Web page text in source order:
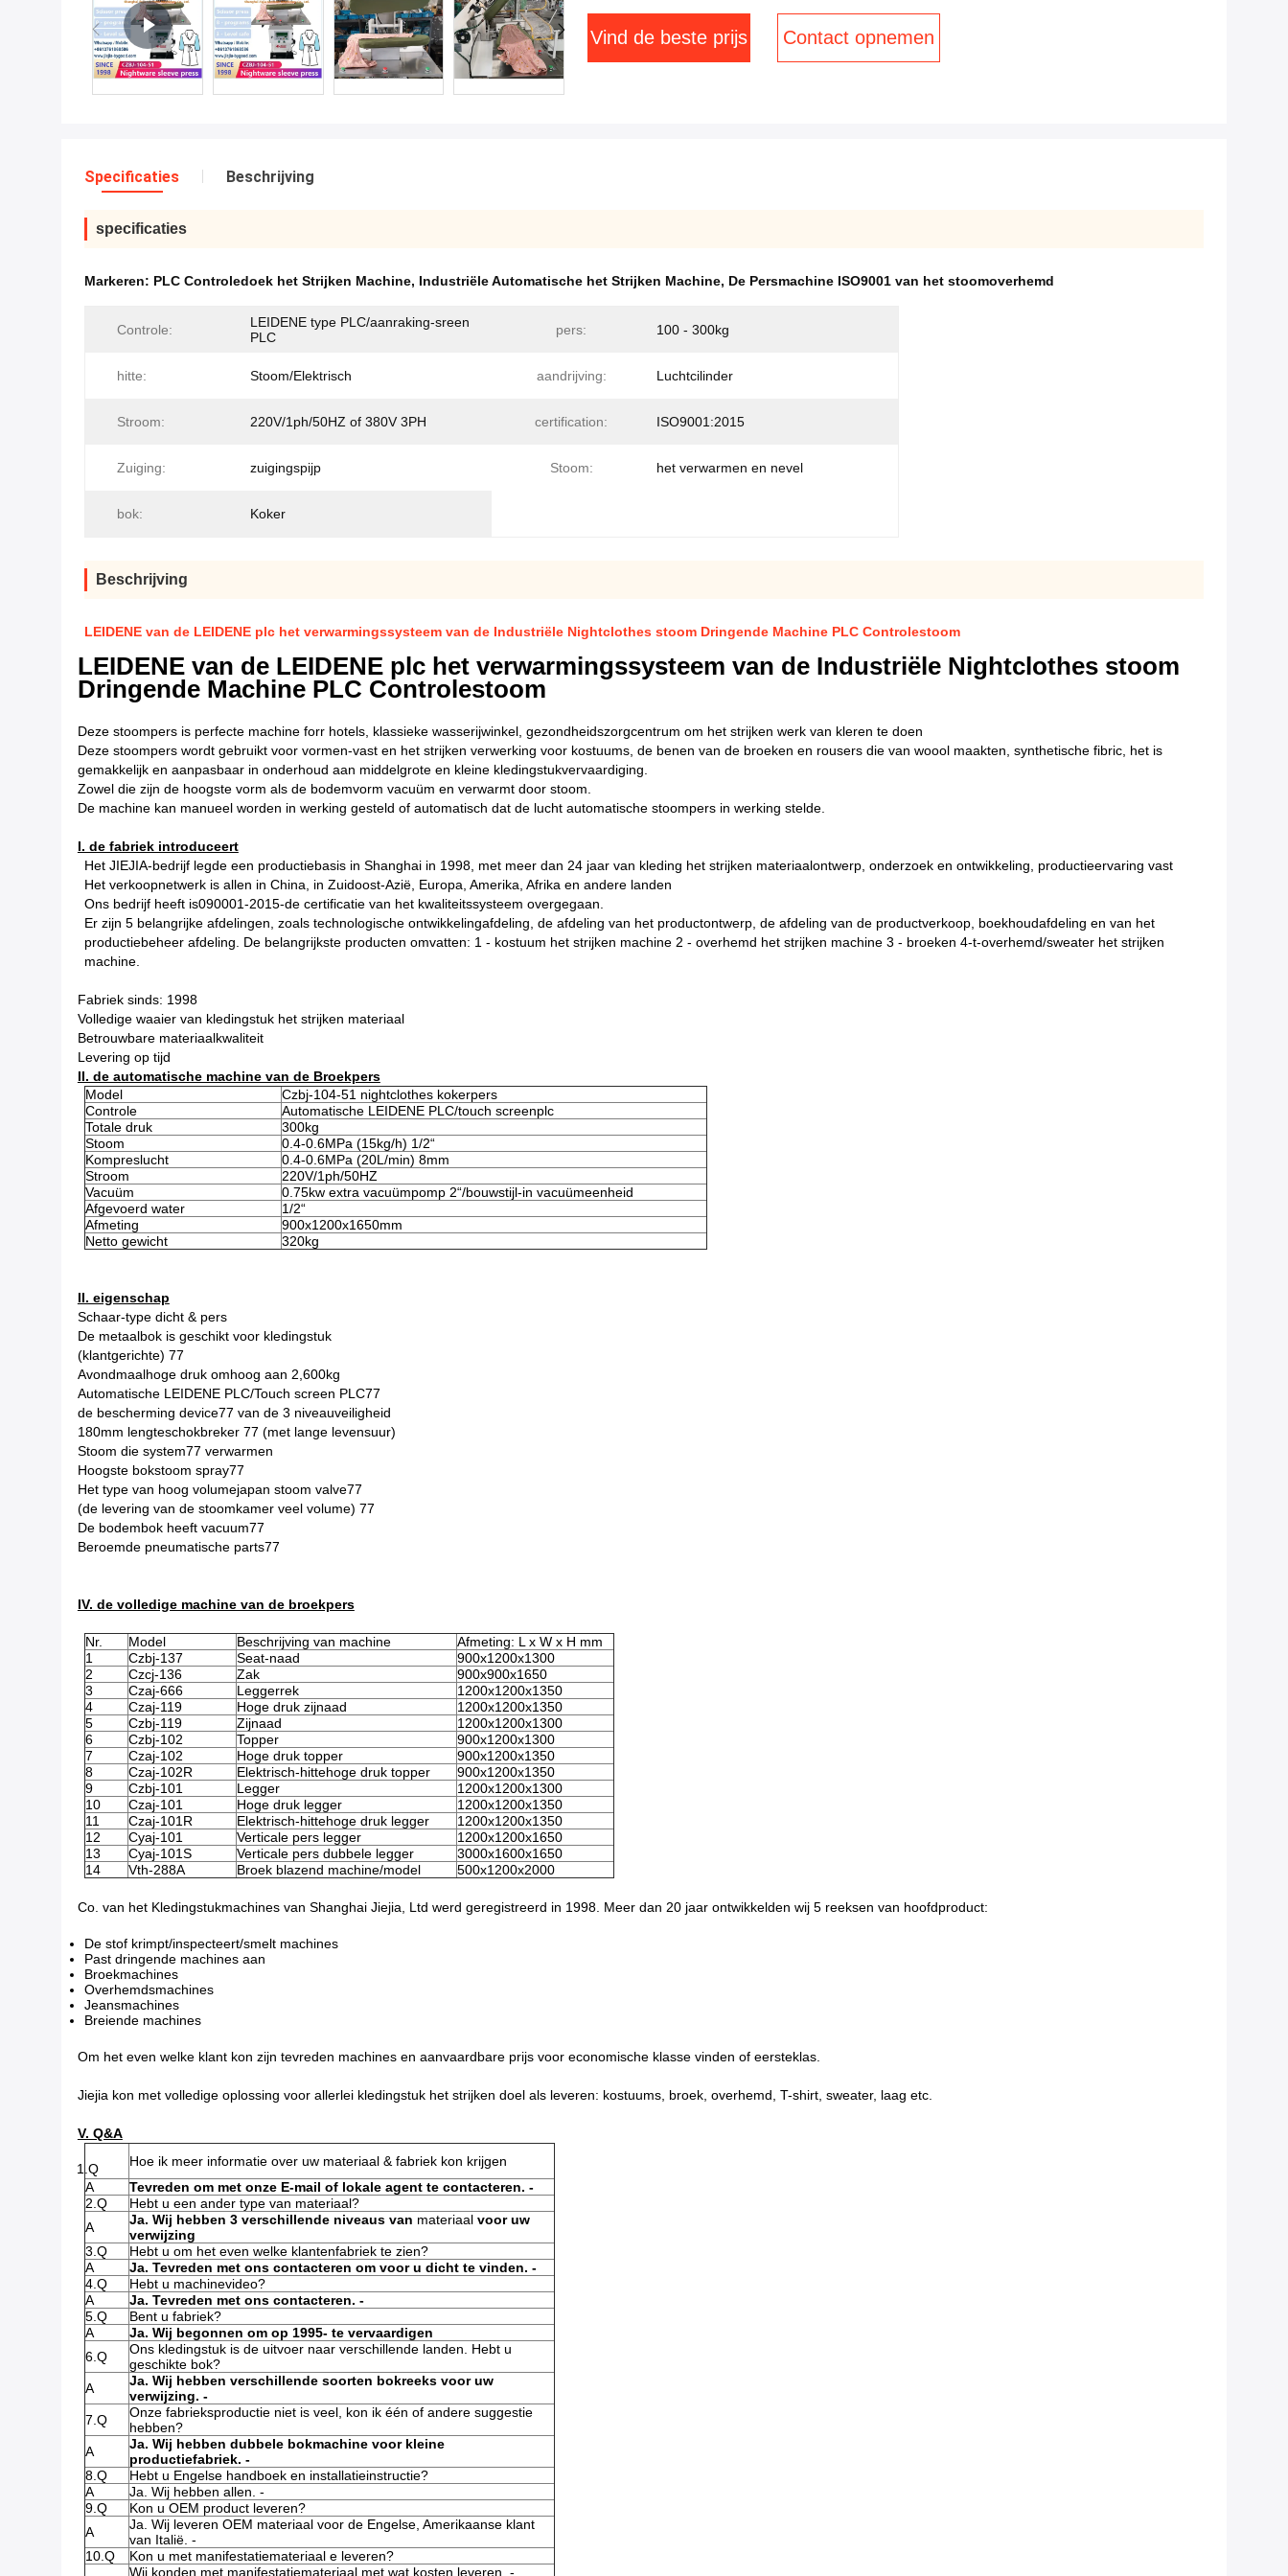
Vind de beste prijs Contact opnemen
Specificaties Beschrijving
specificaties
Markeren: PLC Controledoek het Strijken Machine, Industriële Automatische het Strijken Machine, De Persmachine ISO9001 van het stoomoverhemd
Controle:
LEIDENE type PLC/aanraking-sreen
PLC
pers: 100 - 300kg
hitte: Stoom/Elektrisch aandrijving: Luchtcilinder
Stroom: 220V/1ph/50HZ of 380V 3PH certification: ISO9001:2015
Zuiging: zuigingspijp Stoom: het verwarmen en nevel
bok: Koker
Beschrijving
LEIDENE van de LEIDENE plc het verwarmingssysteem van de Industriële Nightclothes stoom Dringende Machine PLC Controlestoom
LEIDENE van de LEIDENE plc het verwarmingssysteem van de Industriële Nightclothes stoom
Dringende Machine PLC Controlestoom
Deze stoompers is perfecte machine forr hotels, klassieke wasserijwinkel, gezondheidszorgcentrum om het strijken werk van kleren te doen
Deze stoompers wordt gebruikt voor vormen-vast en het strijken verwerking voor kostuums, de benen van de broeken en rousers die van woool maakten, synthetische fibric, het is
gemakkelijk en aanpasbaar in onderhoud aan middelgrote en kleine kledingstukvervaardiging.
Zowel die zijn de hoogste vorm als de bodemvorm vacuüm en verwarmt door stoom.
De machine kan manueel worden in werking gesteld of automatisch dat de lucht automatische stoompers in werking stelde.
I. de fabriek introduceert
Het JIEJIA-bedrijf legde een productiebasis in Shanghai in 1998, met meer dan 24 jaar van kleding het strijken materiaalontwerp, onderzoek en ontwikkeling, productieervaring vast
Het verkoopnetwerk is allen in China, in Zuidoost-Azië, Europa, Amerika, Afrika en andere landen
Ons bedrijf heeft is090001-2015-de certificatie van het kwaliteitssysteem overgegaan.
Er zijn 5 belangrijke afdelingen, zoals technologische ontwikkelingafdeling, de afdeling van het productontwerp, de afdeling van de productverkoop, boekhoudafdeling en van het
productiebeheer afdeling. De belangrijkste producten omvatten: 1 - kostuum het strijken machine 2 - overhemd het strijken machine 3 - broeken 4-t-overhemd/sweater het strijken
machine.
Fabriek sinds: 1998
Volledige waaier van kledingstuk het strijken materiaal
Betrouwbare materiaalkwaliteit
Levering op tijd
II. de automatische machine van de Broekpers
Model
Czbj-104-51 nightclothes kokerpers
Controle
Automatische LEIDENE PLC/touch screenplc
Totale druk
300kg
Stoom
0.4-0.6MPa (15kg/h) 1/2“
Kompreslucht
0.4-0.6MPa (20L/min) 8mm
Stroom
220V/1ph/50HZ
Vacuüm
0.75kw extra vacuümpomp 2“/bouwstijl-in vacuümeenheid
Afgevoerd water
1/2“
Afmeting
900x1200x1650mm
Netto gewicht
320kg
II. eigenschap
Schaar-type dicht & pers
De metaalbok is geschikt voor kledingstuk
(klantgerichte) 77
Avondmaalhoge druk omhoog aan 2,600kg
Automatische LEIDENE PLC/Touch screen PLC77
de bescherming device77 van de 3 niveauveiligheid
180mm lengteschokbreker 77 (met lange levensuur)
Stoom die system77 verwarmen
Hoogste bokstoom spray77
Het type van hoog volumejapan stoom valve77
(de levering van de stoomkamer veel volume) 77
De bodembok heeft vacuum77
Beroemde pneumatische parts77
IV. de volledige machine van de broekpers
Nr. Model Beschrijving van machine
Afmeting: L x W x H mm
1
Czbj-137 Seat-naad
900x1200x1300
2
Czcj-136 Zak
900x900x1650
3
Czaj-666 Leggerrek
1200x1200x1350
4
Czaj-119 Hoge druk zijnaad
1200x1200x1350
5
Czbj-119 Zijnaad
1200x1200x1300
6
Czbj-102 Topper
900x1200x1300
7
Czaj-102 Hoge druk topper
900x1200x1350
8
Czaj-102R Elektrisch-hittehoge druk topper
900x1200x1350
9
Czbj-101 Legger
1200x1200x1300
10
Czaj-101 Hoge druk legger
1200x1200x1350
11
Czaj-101R Elektrisch-hittehoge druk legger
1200x1200x1350
12
Cyaj-101 Verticale pers legger
1200x1200x1650
13
Cyaj-101S Verticale pers dubbele legger
3000x1600x1650
14
Vth-288A Broek blazend machine/model 500x1200x2000
Co. van het Kledingstukmachines van Shanghai Jiejia, Ltd werd geregistreerd in 1998. Meer dan 20 jaar ontwikkelden wij 5 reeksen van hoofdproduct:
De stof krimpt/inspecteert/smelt machines
Past dringende machines aan
Broekmachines
Overhemdsmachines
Jeansmachines
Breiende machines
Om het even welke klant kon zijn tevreden machines en aanvaardbare prijs voor economische klasse vinden of eersteklas.
Jiejia kon met volledige oplossing voor allerlei kledingstuk het strijken doel als leveren: kostuums, broek, overhemd, T-shirt, sweater, laag etc.
V. Q&A
1.Q
Hoe ik meer informatie over uw materiaal & fabriek kon krijgen
A
Tevreden om met onze E-mail of lokale agent te contacteren. -
2.Q
Hebt u een ander type van materiaal?
A
Ja. Wij hebben 3 verschillende niveaus van materiaal voor uw
verwijzing
3.Q
Hebt u om het even welke klantenfabriek te zien?
A
Ja. Tevreden met ons contacteren om voor u dicht te vinden. -
4.Q
Hebt u machinevideo?
A
Ja. Tevreden met ons contacteren. -
5.Q
Bent u fabriek?
A
Ja. Wij begonnen om op 1995- te vervaardigen
6.Q
Ons kledingstuk is de uitvoer naar verschillende landen. Hebt u
geschikte bok?
A
Ja. Wij hebben verschillende soorten bokreeks voor uw
verwijzing. -
7.Q
Onze fabrieksproductie niet is veel, kon ik één of andere suggestie
hebben?
A
Ja. Wij hebben dubbele bokmachine voor kleine
productiefabriek. -
8.Q
Hebt u Engelse handboek en installatieinstructie?
A
Ja. Wij hebben allen. -
9.Q
Kon u OEM product leveren?
A
Ja. Wij leveren OEM materiaal voor de Engelse, Amerikaanse klant
van Italië. -
10.Q
Kon u met manifestatiemateriaal e leveren?
Wij konden met manifestatiemateriaal met wat kosten leveren. -